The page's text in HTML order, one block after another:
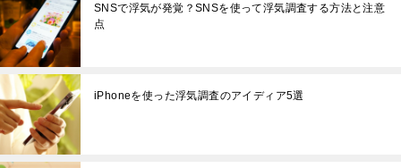
SNSで浮気が発覚？SNSを使って浮気調査する方法と注意
点
iPhoneを使った浮気調査のアイディア5選